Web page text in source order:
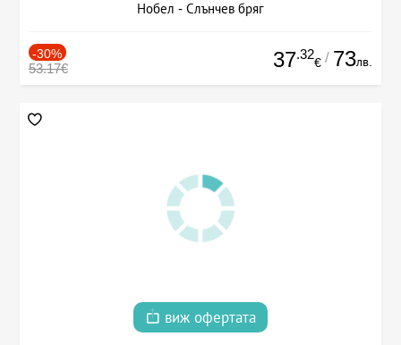
Нобел - Слънчев бряг
-30%
53.17€ 37.32
€ / 73лв.
виж офертата